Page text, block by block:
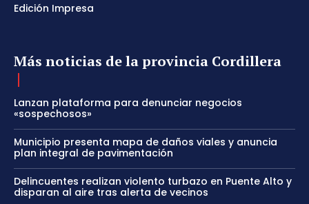
Edición Impresa
Más noticias de la provincia Cordillera
Lanzan plataforma para denunciar negocios
«sospechosos»
Municipio presenta mapa de daños viales y anuncia
plan integral de pavimentación
Delincuentes realizan violento turbazo en Puente Alto y
disparan al aire tras alerta de vecinos